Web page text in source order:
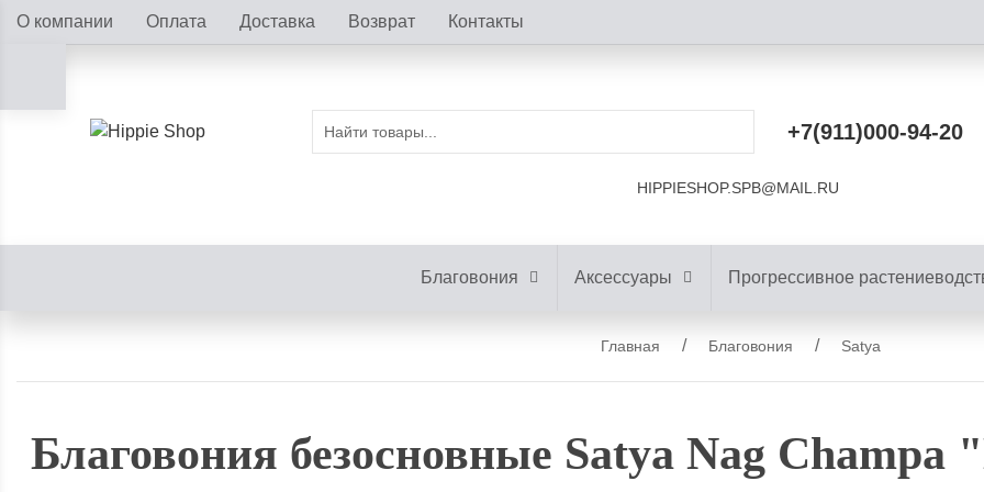
О компании Оплата Доставка Возврат Контакты
+7(911)000-94-20
HIPPIESHOP.SPB@MAIL.RU
Благовония Аксессуары Прогрессивное
Главная Благовония Satya
Благовония безосновные Satya Nag